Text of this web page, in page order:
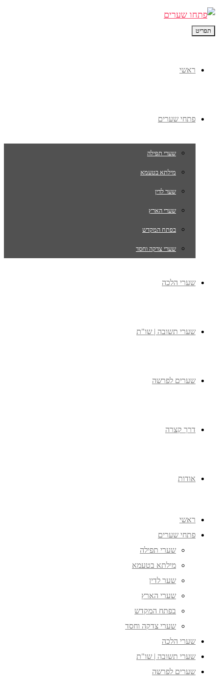
תפריט
ראשי
פתחי שערים
שערי תפילה
מילתא בטעמא
שער לדין
שערי הארץ
בפתח המקדש
שערי צדקה וחסד
שערי הלכה
שערי תשובה | שו"ת
שערים לפרשה
דרך קצרה
אודות
ראשי
פתחי שערים
שערי תפילה
מילתא בטעמא
שער לדין
שערי הארץ
בפתח המקדש
שערי צדקה וחסד
שערי הלכה
שערי תשובה | שו"ת
שערים לפרשה